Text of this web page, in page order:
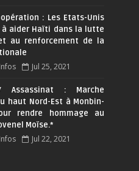
: Les Etats-Unis
à aider Haïti dans la lutte
au renforcement de la
Jul 25, 2021
Assassinat : Marche
haut Nord-Est à Monbin-
rendre hommage au
Moïse.*
Jul 22, 2021